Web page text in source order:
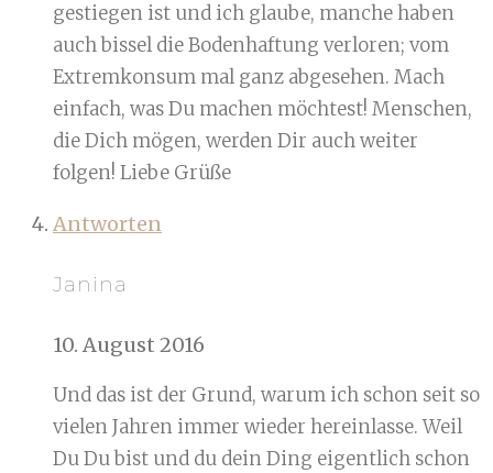
gestiegen ist und ich glaube, manche haben
auch bissel die Bodenhaftung verloren; vom
Extremkonsum mal ganz abgesehen. Mach
einfach, was Du machen möchtest! Menschen,
die Dich mögen, werden Dir auch weiter
folgen! Liebe Grüße
Antworten
Janina
10. August 2016
Und das ist der Grund, warum ich schon seit so
vielen Jahren immer wieder hereinlasse. Weil
Du Du bist und du dein Ding eigentlich schon